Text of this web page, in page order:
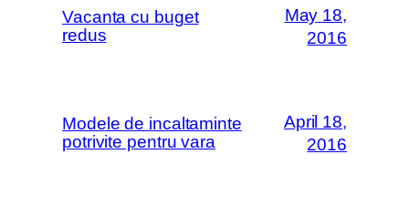
Vacanta cu buget
redus
May 18,
2016
Modele de incaltaminte
potrivite pentru vara
April 18,
2016